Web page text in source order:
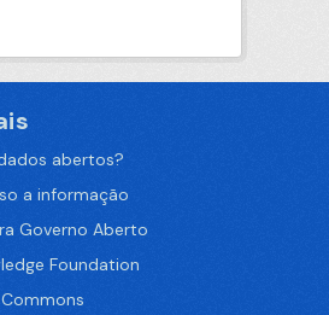
abertos?
a informação
Governo Aberto
Foundation